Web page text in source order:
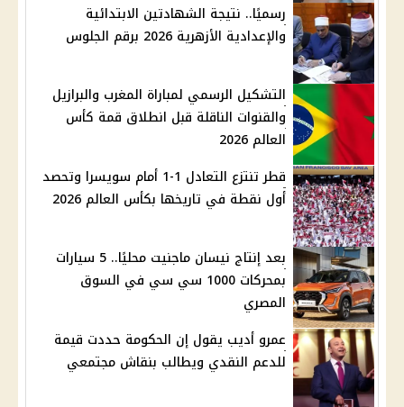
رسميًا.. نتيجة الشهادتين الابتدائية
والإعدادية الأزهرية 2026 برقم الجلوس
التشكيل الرسمي لمباراة المغرب والبرازيل
والقنوات الناقلة قبل انطلاق قمة كأس
العالم 2026
قطر تنتزع التعادل 1-1 أمام سويسرا وتحصد
أول نقطة في تاريخها بكأس العالم 2026
بعد إنتاج نيسان ماجنيت محليًا.. 5 سيارات
بمحركات 1000 سي سي في السوق
المصري
عمرو أديب يقول إن الحكومة حددت قيمة
للدعم النقدي ويطالب بنقاش مجتمعي